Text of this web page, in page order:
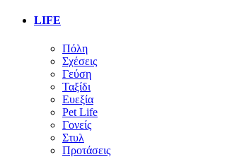
LIFE
Πόλη
Σχέσεις
Γεύση
Ταξίδι
Ευεξία
Pet Life
Γονείς
Στυλ
Προτάσεις